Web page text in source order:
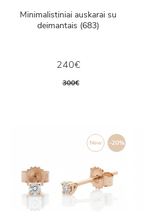
Minimalistiniai auskarai su
deimantais (683)
240€
300€
-20%
New